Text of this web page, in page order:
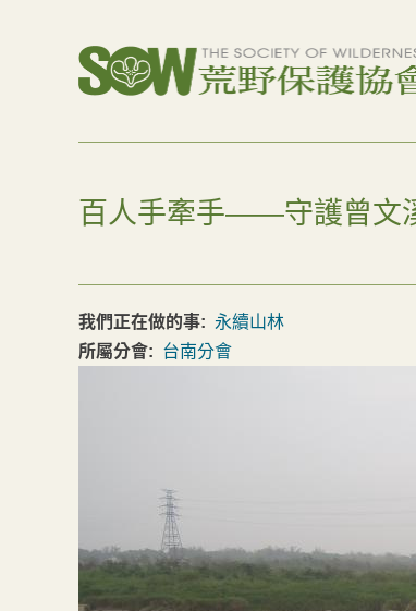
百人手牽手——守護曾文
我們正在做的事: 永續山林
所屬分會: 台南分會